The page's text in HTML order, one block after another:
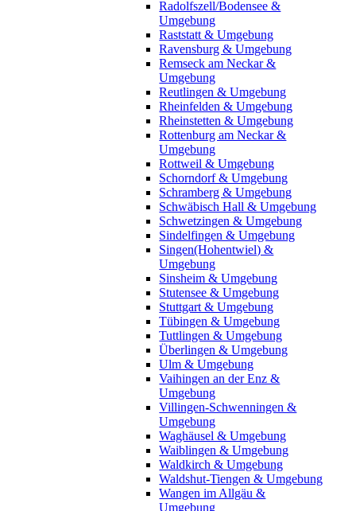
Radolfszell/Bodensee &
Umgebung
Raststatt & Umgebung
Ravensburg & Umgebung
Remseck am Neckar &
Umgebung
Reutlingen & Umgebung
Rheinfelden & Umgebung
Rheinstetten & Umgebung
Rottenburg am Neckar &
Umgebung
Rottweil & Umgebung
Schorndorf & Umgebung
Schramberg & Umgebung
Schwäbisch Hall & Umgebung
Schwetzingen & Umgebung
Sindelfingen & Umgebung
Singen(Hohentwiel) &
Umgebung
Sinsheim & Umgebung
Stutensee & Umgebung
Stuttgart & Umgebung
Tübingen & Umgebung
Tuttlingen & Umgebung
Überlingen & Umgebung
Ulm & Umgebung
Vaihingen an der Enz &
Umgebung
Villingen-Schwenningen &
Umgebung
Waghäusel & Umgebung
Waiblingen & Umgebung
Waldkirch & Umgebung
Waldshut-Tiengen & Umgebung
Wangen im Allgäu &
Umgebung